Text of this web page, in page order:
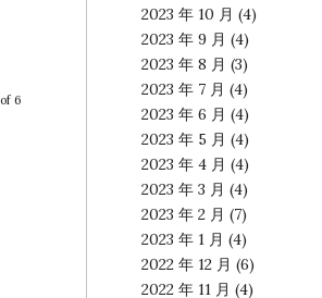
6
2023 年 10 月 (4)
2023 年 9 月 (4)
2023 年 8 月 (3)
2023 年 7 月 (4)
2023 年 6 月 (4)
2023 年 5 月 (4)
2023 年 4 月 (4)
2023 年 3 月 (4)
2023 年 2 月 (7)
2023 年 1 月 (4)
2022 年 12 月 (6)
2022 年 11 月 (4)